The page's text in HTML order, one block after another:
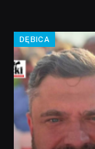
DĘBICA